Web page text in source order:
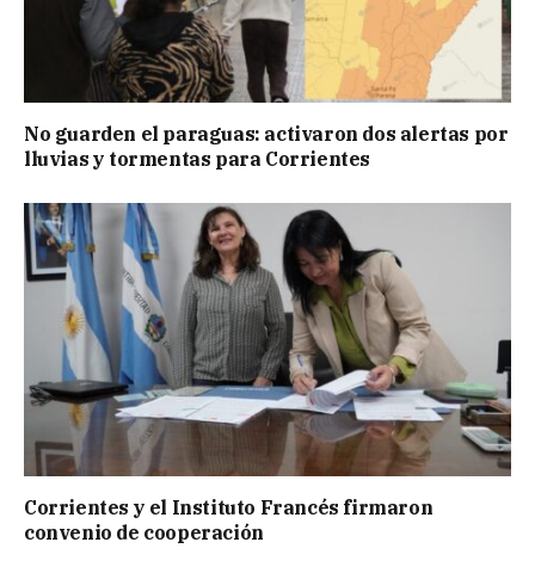
No guarden el paraguas: activaron dos alertas por
lluvias y tormentas para Corrientes
Corrientes y el Instituto Francés firmaron
convenio de cooperación